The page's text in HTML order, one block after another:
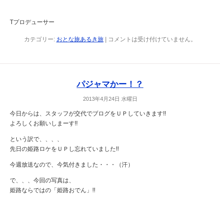
Tプロデューサー
カテゴリー: おとな旅あるき旅| コメントは受け付けていません。
パジャマかー！？
2013年4月24日 水曜日
今日からは、スタッフが交代でブログをＵＰしていきます!!
よろしくお願いしまーす!!
という訳で、、、、
先日の姫路ロケをＵＰし忘れていました!!
今週放送なので、今気付きました・・・（汗）
で、、、今回の写真は、
姫路ならではの「姫路おでん」!!